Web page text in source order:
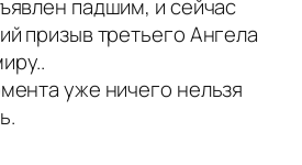
падшим, и сейчас
призыв третьего Ангела
уже ничего нельзя